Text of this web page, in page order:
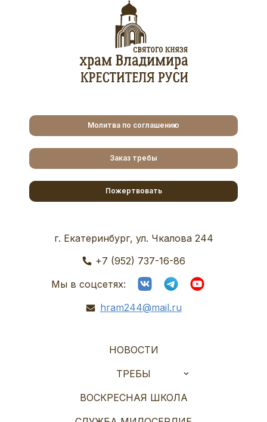
Молитва по соглашению
Заказ требы
Пожертвовать
г. Екатеринбург, ул. Чкалова 244
+7 (952) 737-16-86
Мы в соцсетях:
hram244@mail.ru
НОВОСТИ
ТРЕБЫ
ВОСКРЕСНАЯ ШКОЛА